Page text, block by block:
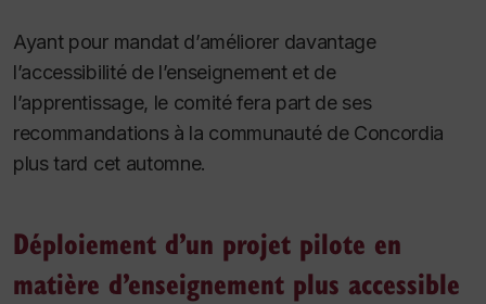
Ayant pour mandat d’améliorer davantage
l’accessibilité de l’enseignement et de
l’apprentissage, le comité fera part de ses
recommandations à la communauté de Concordia
plus tard cet automne.
Déploiement d’un projet pilote en
matière d’enseignement plus accessible